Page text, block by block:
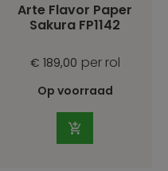
Arte Flavor Paper
Sakura FP1142
€ 189,00 per rol
Op voorraad